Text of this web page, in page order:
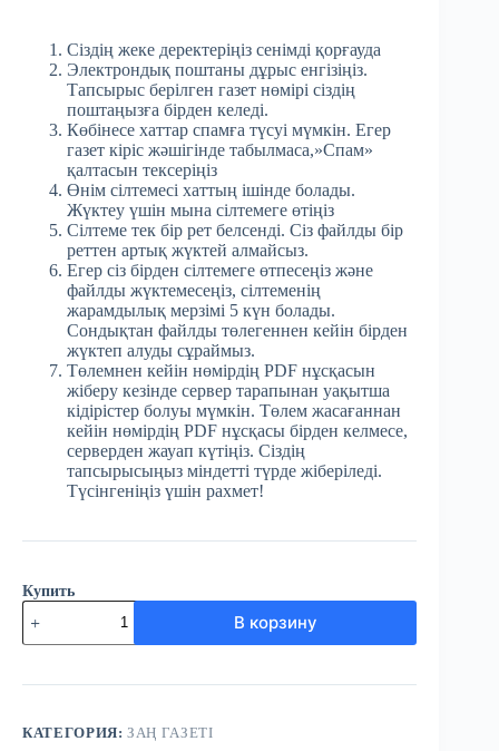
Сіздің жеке деректеріңіз сенімді қорғауда
Электрондық поштаны дұрыс енгізіңіз.
Тапсырыс берілген газет нөмірі сіздің
поштаңызға бірден келеді.
Көбінесе хаттар спамға түсуі мүмкін. Егер
газет кіріс жәшігінде табылмаса,»Спам»
қалтасын тексеріңіз
Өнім сілтемесі хаттың ішінде болады.
Жүктеу үшін мына сілтемеге өтіңіз
Сілтеме тек бір рет белсенді. Сіз файлды бір
реттен артық жүктей алмайсыз.
Егер сіз бірден сілтемеге өтпесеңіз және
файлды жүктемесеңіз, сілтеменің
жарамдылық мерзімі 5 күн болады.
Сондықтан файлды төлегеннен кейін бірден
жүктеп алуды сұраймыз.
Төлемнен кейін нөмірдің PDF нұсқасын
жіберу кезінде сервер тарапынан уақытша
кідірістер болуы мүмкін. Төлем жасағаннан
кейін нөмірдің PDF нұсқасы бірден келмесе,
серверден жауап күтіңіз. Сіздің
тапсырысыңыз міндетті түрде жіберіледі.
Түсінгеніңіз үшін рахмет!
Купить
Количество
товара
№12
Заң
ақпан
В корзину
КАТЕГОРИЯ:ЗАҢ ГАЗЕТІ